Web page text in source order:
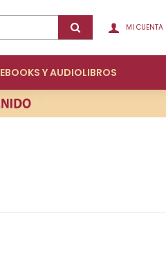
EBOOKS Y AUDIOLIBROS